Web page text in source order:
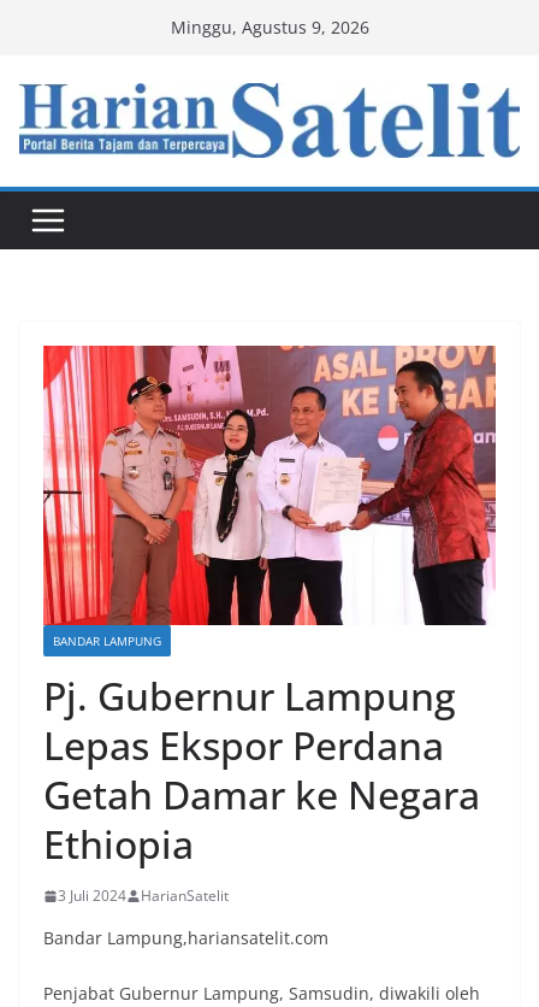
content
Minggu, Agustus 9, 2026
BANDAR LAMPUNG
Pj. Gubernur Lampung
Lepas Ekspor Perdana
Getah Damar ke Negara
Ethiopia
3 Juli 2024 HarianSatelit
Bandar Lampung,hariansatelit.com
Penjabat Gubernur Lampung, Samsudin, diwakili oleh